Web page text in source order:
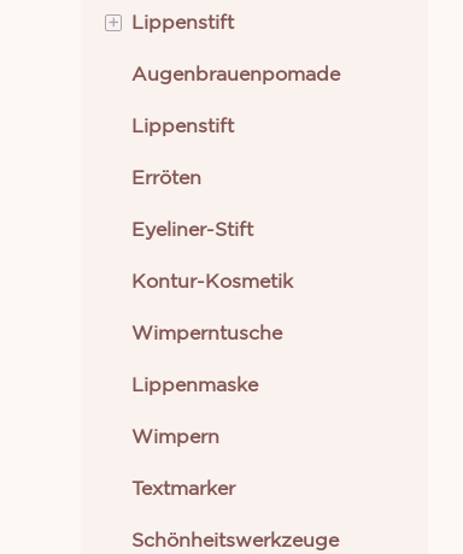
+ Lippenstift
Creme-Lippenstift
Flüssiger Lippenstift
Augenbrauenpomade
Lippenstift
Erröten
Eyeliner-Stift
Kontur-Kosmetik
Wimperntusche
Lippenmaske
Wimpern
Textmarker
Schönheitswerkzeuge